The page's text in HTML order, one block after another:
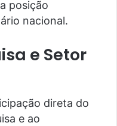
posição
nacional.
e Setor
direta do
e ao